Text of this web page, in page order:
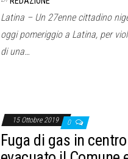
Latina – Un 27enne cittadino
oggi pomeriggio a Latina, per
di una…
15 Ottobre 2019 0
Fuga di gas in